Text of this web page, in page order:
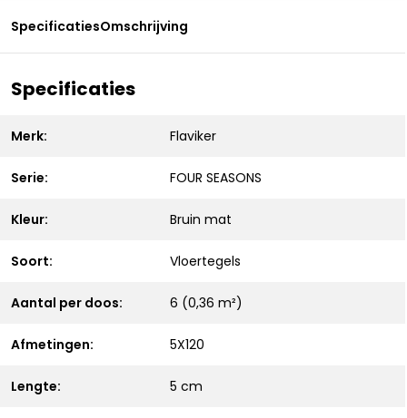
SpecificatiesOmschrijving
Specificaties
Merk: Flaviker
Serie: FOUR SEASONS
Kleur: Bruin mat
Soort: Vloertegels
Aantal per doos: 6 (0,36 m²)
Afmetingen: 5X120
Lengte: 5 cm